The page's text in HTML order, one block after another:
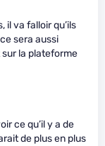
il va falloir qu’ils
sera aussi
la plateforme
ce qu’il y a de
de plus en plus